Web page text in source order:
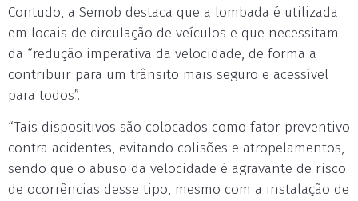
Contudo, a Semob destaca que a lombada é utilizada
em locais de circulação de veículos e que necessitam
da “redução imperativa da velocidade, de forma a
contribuir para um trânsito mais seguro e acessível
para todos”.
“Tais dispositivos são colocados como fator preventivo
contra acidentes, evitando colisões e atropelamentos,
sendo que o abuso da velocidade é agravante de risco
de ocorrências desse tipo, mesmo com a instalação de